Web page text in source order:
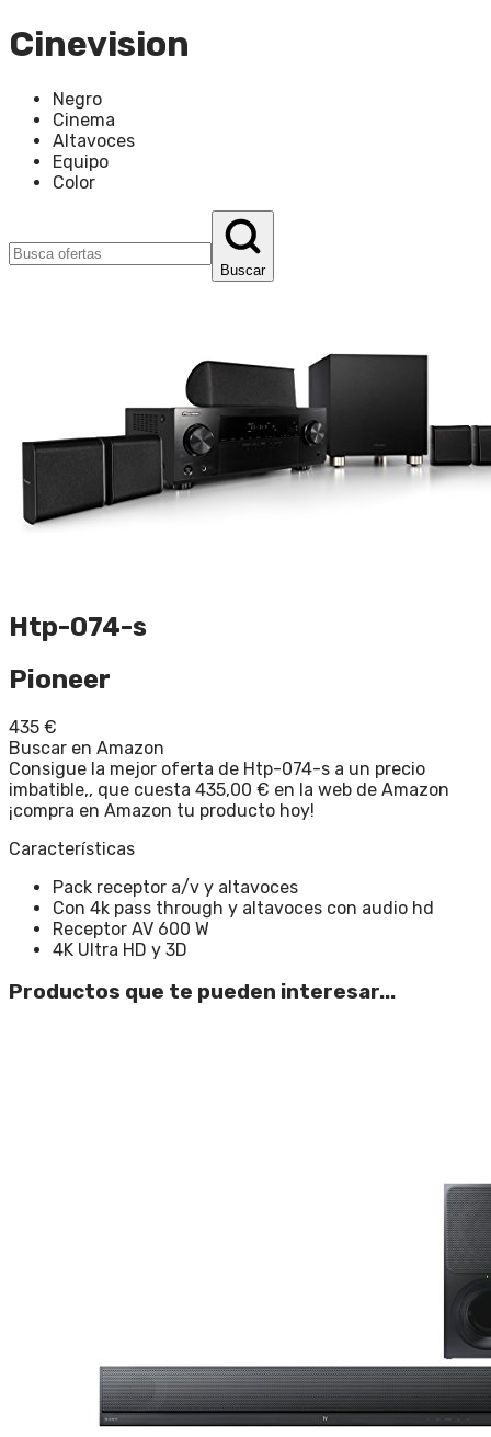
Cinevision
Negro
Cinema
Altavoces
Equipo
Color
Buscar
Htp-074-s
Pioneer
435 €
Buscar en Amazon
Consigue la mejor oferta de Htp-074-s a un precio
imbatible,, que cuesta 435,00 € en la web de Amazon
¡compra en Amazon tu producto hoy!
Características
Pack receptor a/v y altavoces
Con 4k pass through y altavoces con audio hd
Receptor AV 600 W
4K Ultra HD y 3D
Productos que te pueden interesar...